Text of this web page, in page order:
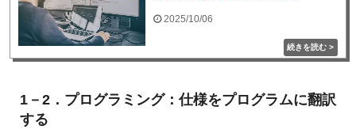
2025/10/06
1－2．プログラミング：仕様をプログラムに翻訳
する